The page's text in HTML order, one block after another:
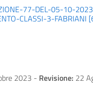
77-DEL-05-10-
CLASSI-3-FABRIANI
2023 - Revisione: 22